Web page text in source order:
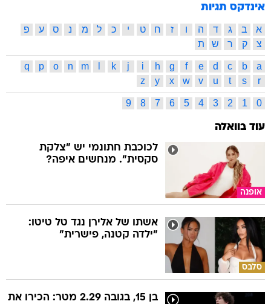
אינדקס תגיות
א ב ג ד ה ו ז ח ט י כ ל מ נ ס ע
פ
צ
ק ר ש ת
a
b
c
d
e
f
g
h
i
j
k
m
n
o
p
q
r
s
t
u
v
w
x
y
z
0
1
2
3
4
5
6
7
8
9
עוד בוואלה
אופנה
לכוכבת חתונמי יש "צלקת
סקסית". מנחשים איפה?
סלבס
אשתו של אלירן נגד טל טיטו:
"ילדה קטנה, פישרית"
בן 15, בגובה 2.29 מטר: הכירו את